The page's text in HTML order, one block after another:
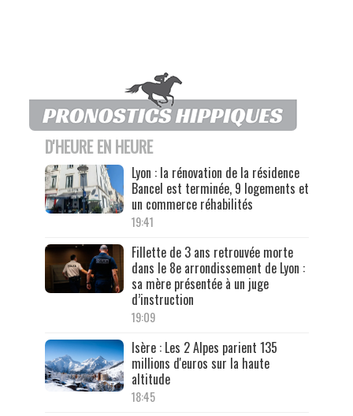
D'HEURE EN HEURE
Lyon : la rénovation de la résidence
Bancel est terminée, 9 logements et
un commerce réhabilités
19:41
Fillette de 3 ans retrouvée morte
dans le 8e arrondissement de Lyon :
sa mère présentée à un juge
d’instruction
19:09
Isère : Les 2 Alpes parient 135
millions d'euros sur la haute
altitude
18:45